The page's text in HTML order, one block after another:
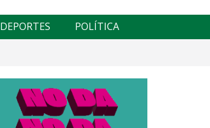
DEPORTES POLÍTICA